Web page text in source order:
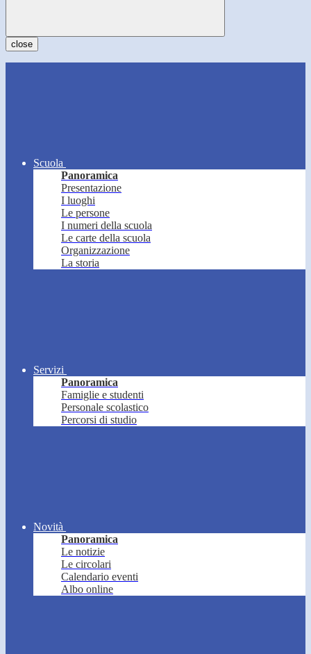
close
Scuola
Panoramica
Presentazione
I luoghi
Le persone
I numeri della scuola
Le carte della scuola
Organizzazione
La storia
Servizi
Panoramica
Famiglie e studenti
Personale scolastico
Percorsi di studio
Novità
Panoramica
Le notizie
Le circolari
Calendario eventi
Albo online